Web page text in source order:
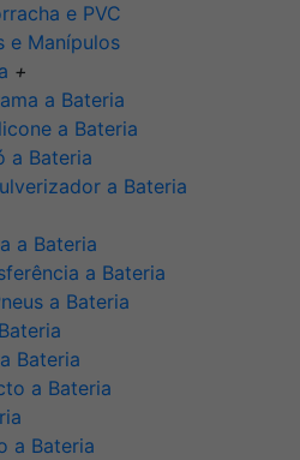
e PVC
e Manípulos
+
a Bateria
a Bateria
a Bateria
a Bateria
a Bateria
a Bateria
a Bateria
Bateria
a Bateria
a Bateria